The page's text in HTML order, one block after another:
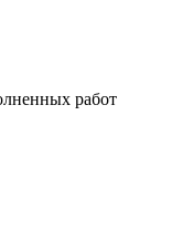
работ